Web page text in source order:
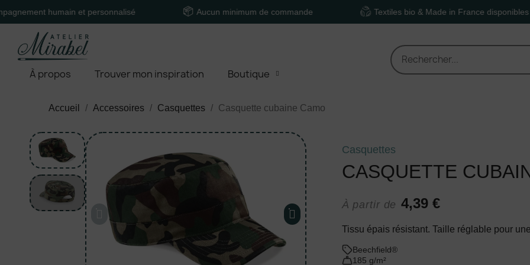
humain et personnalisé Aucun minimum de commande Textiles bio & Made in France disponibles
À propos Trouver mon inspiration Boutique
Accueil Accessoires Casquettes Casquette cubaine Camo
Casquettes
CASQUETTE
À partir de 4,39 €
Tissu épais résistant. Taille réglable pour
Beechfield®
185 g/m²